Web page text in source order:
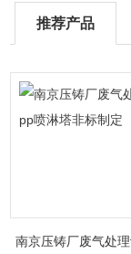
推荐产品
南京压铸厂废气处